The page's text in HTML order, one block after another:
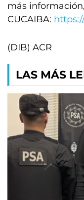
más
CUCAIBA:
(DIB) ACR
LAS MÁS